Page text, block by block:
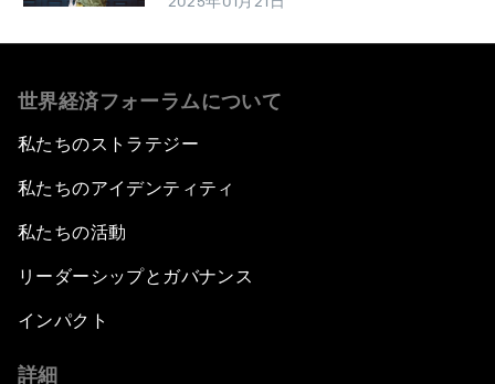
世界経済フォーラムについて
私たちのストラテジー
私たちのアイデンティティ
私たちの活動
リーダーシップとガバナンス
インパクト
詳細